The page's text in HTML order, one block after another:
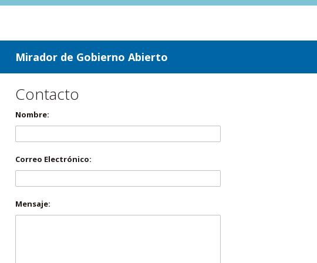
ir a contenido
ir al menú
Mirador de Gobierno Abierto
Contacto
Nombre:
Correo Electrónico:
Mensaje: